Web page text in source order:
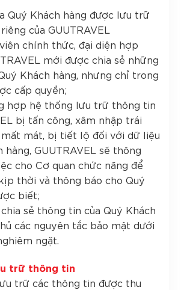
Quý Khách hàng được lưu trữ
của GUUTRAVEL
chính thức, đại diện hợp
mới được chia sẻ những
Khách hàng, nhưng chỉ trong
cấp quyền;
hợp hệ thống lưu trữ thông tin
bị tấn công, xâm nhập trái
mát, bị tiết lộ đối với dữ liệu
hàng, GUUTRAVEL sẽ thông
cho Cơ quan chức năng để
thời và thông báo cho Quý
biết;
sẻ thông tin của Quý Khách
các nguyên tắc bảo mật dưới
ngặt.
trữ thông tin
trữ các thông tin được thu